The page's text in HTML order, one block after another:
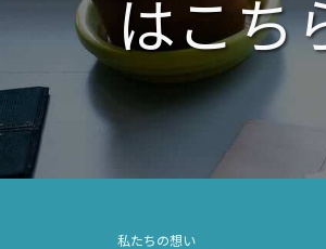
はこち
私たちの想い